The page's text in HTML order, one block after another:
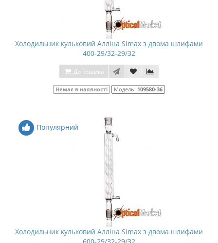
Холодильник кульковий Алліна Simax з двома шлифами
400-29/32-29/32
До кошика
Немає в наявності Модель: 109580-36
Популярний
Холодильник кульковий Алліна Simax з двома шлифами